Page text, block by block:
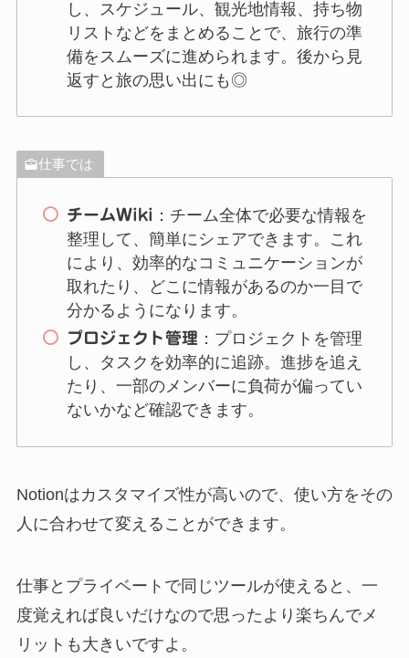
し、スケジュール、観光地情報、持ち物
リストなどをまとめることで、旅行の準
備をスムーズに進められます。後から見
返すと旅の思い出にも◎
仕事では
チームWiki ：チーム全体で必要な情報を
整理して、簡単にシェアできます。これ
により、効率的なコミュニケーションが
取れたり、どこに情報があるのか一目で
分かるようになります。
プロジェクト管理 ：プロジェクトを管理
し、タスクを効率的に追跡。進捗を追え
たり、一部のメンバーに負荷が偏ってい
ないかなど確認できます。
Notionはカスタマイズ性が高いので、使い方をその
人に合わせて変えることができます。
仕事とプライベートで同じツールが使えると、一
度覚えれば良いだけなので思ったより楽ちんでメ
リットも大きいですよ。